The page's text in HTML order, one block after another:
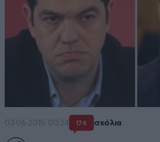
03·06·2015 00:24 174 σχόλια